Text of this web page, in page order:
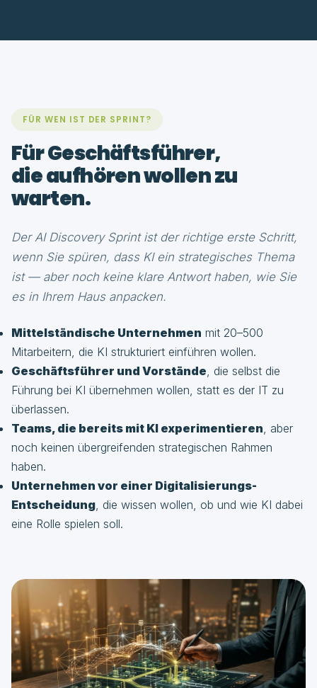
FÜR WEN IST DER SPRINT?
Für Geschäftsführer,
die aufhören wollen zu
warten.
Der AI Discovery Sprint ist der richtige erste Schritt,
wenn Sie spüren, dass KI ein strategisches Thema
ist — aber noch keine klare Antwort haben, wie Sie
es in Ihrem Haus anpacken.
Mittelständische Unternehmen mit 20–500
Mitarbeitern, die KI strukturiert einführen wollen.
Geschäftsführer und Vorstände , die selbst die
Führung bei KI übernehmen wollen, statt es der IT zu
überlassen.
Teams, die bereits mit KI experimentieren , aber
noch keinen übergreifenden strategischen Rahmen
haben.
Unternehmen vor einer Digitalisierungs-
Entscheidung , die wissen wollen, ob und wie KI dabei
eine Rolle spielen soll.